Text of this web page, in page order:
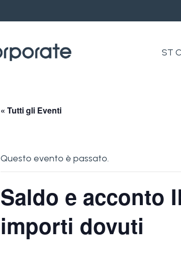
ST
« Tutti gli Eventi
Questo evento è passato.
Saldo e acconto
importi dovuti